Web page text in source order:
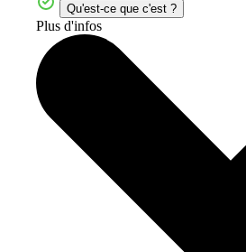
Qu'est-ce que c'est ?
Plus d'infos